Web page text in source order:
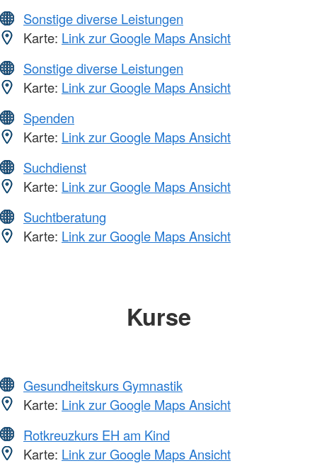
Sonstige diverse Leistungen
Karte: Link zur Google Maps Ansicht
Sonstige diverse Leistungen
Karte: Link zur Google Maps Ansicht
Spenden
Karte: Link zur Google Maps Ansicht
Suchdienst
Karte: Link zur Google Maps Ansicht
Suchtberatung
Karte: Link zur Google Maps Ansicht
Kurse
Gesundheitskurs Gymnastik
Karte: Link zur Google Maps Ansicht
Rotkreuzkurs EH am Kind
Karte: Link zur Google Maps Ansicht